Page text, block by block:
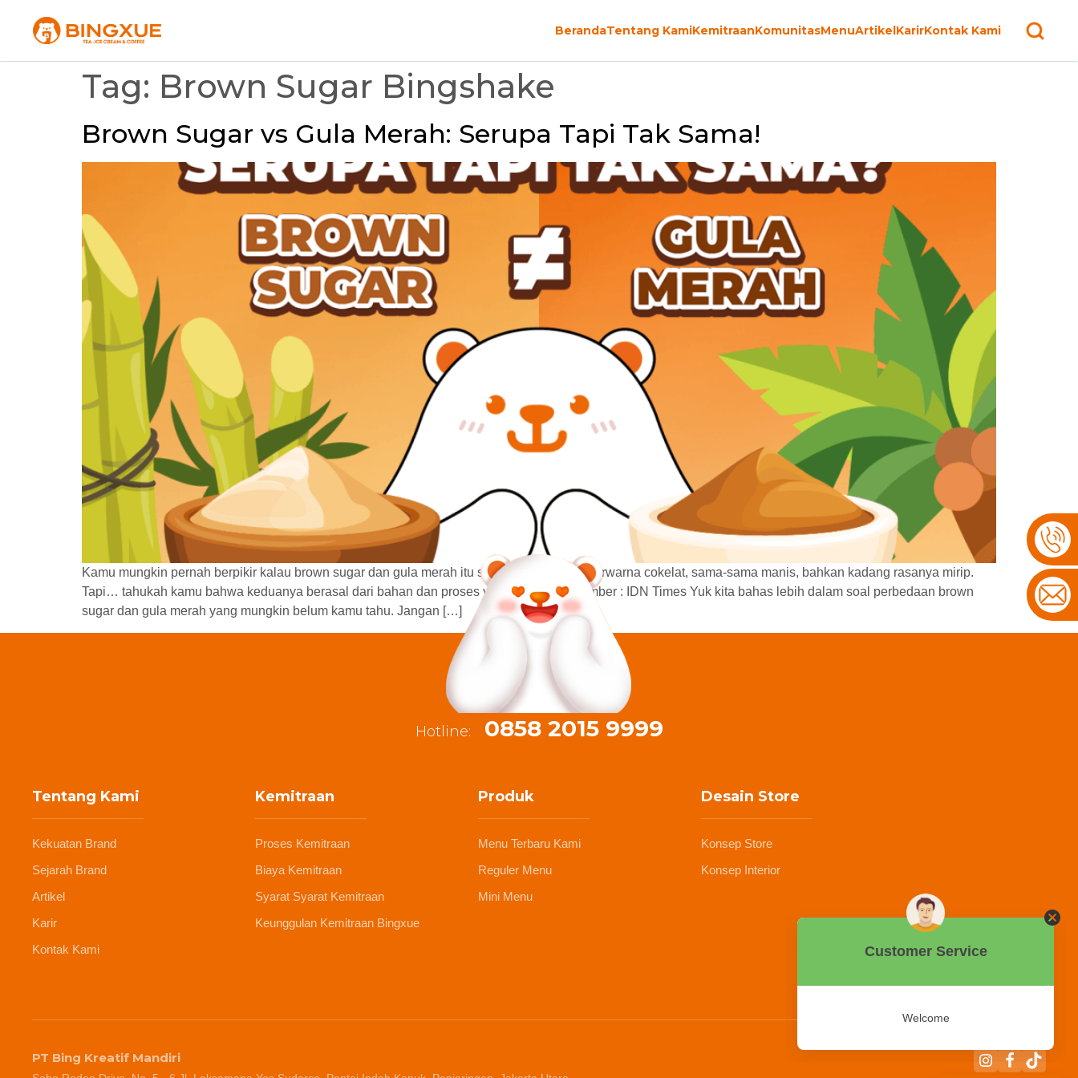
BerandaTentang KamiKemitraanKomunitasMenuArtikelKarirKontak Kami
Tag: Brown Sugar Bingshake
Brown Sugar vs Gula Merah: Serupa Tapi Tak Sama!
Kamu mungkin pernah berpikir kalau brown sugar dan gula merah itu sama. Sama-sama berwarna cokelat, sama-sama manis, bahkan kadang rasanya mirip.
Tapi… tahukah kamu bahwa keduanya berasal dari bahan dan proses yang berbeda? Sumber : IDN Times Yuk kita bahas lebih dalam soal perbedaan brown
sugar dan gula merah yang mungkin belum kamu tahu. Jangan […]
Hotline: 0858 2015 9999
Tentang Kami
Kekuatan Brand
Sejarah Brand
Artikel
Karir
Kontak Kami
Kemitraan
Proses Kemitraan
Biaya Kemitraan
Syarat Syarat Kemitraan
Keunggulan Kemitraan Bingxue
Produk
Menu Terbaru Kami
Reguler Menu
Mini Menu
Desain Store
Konsep Store
Konsep Interior
PT Bing Kreatif Mandiri